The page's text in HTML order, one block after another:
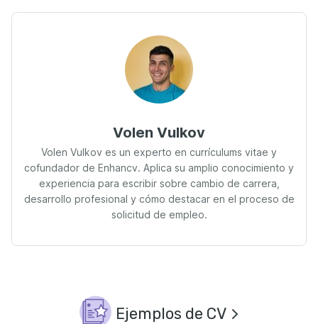
Volen Vulkov
Volen Vulkov es un experto en currículums vitae y
cofundador de Enhancv. Aplica su amplio conocimiento y
experiencia para escribir sobre cambio de carrera,
desarrollo profesional y cómo destacar en el proceso de
solicitud de empleo.
Ejemplos de CV